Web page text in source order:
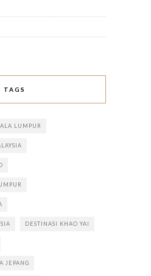
TAGS
LUMPUR
DESTINASI KHAO YAI
JEPANG